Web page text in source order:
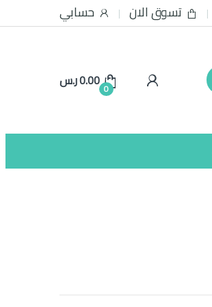
تسوق الان حسابي
0
0.00ر.س